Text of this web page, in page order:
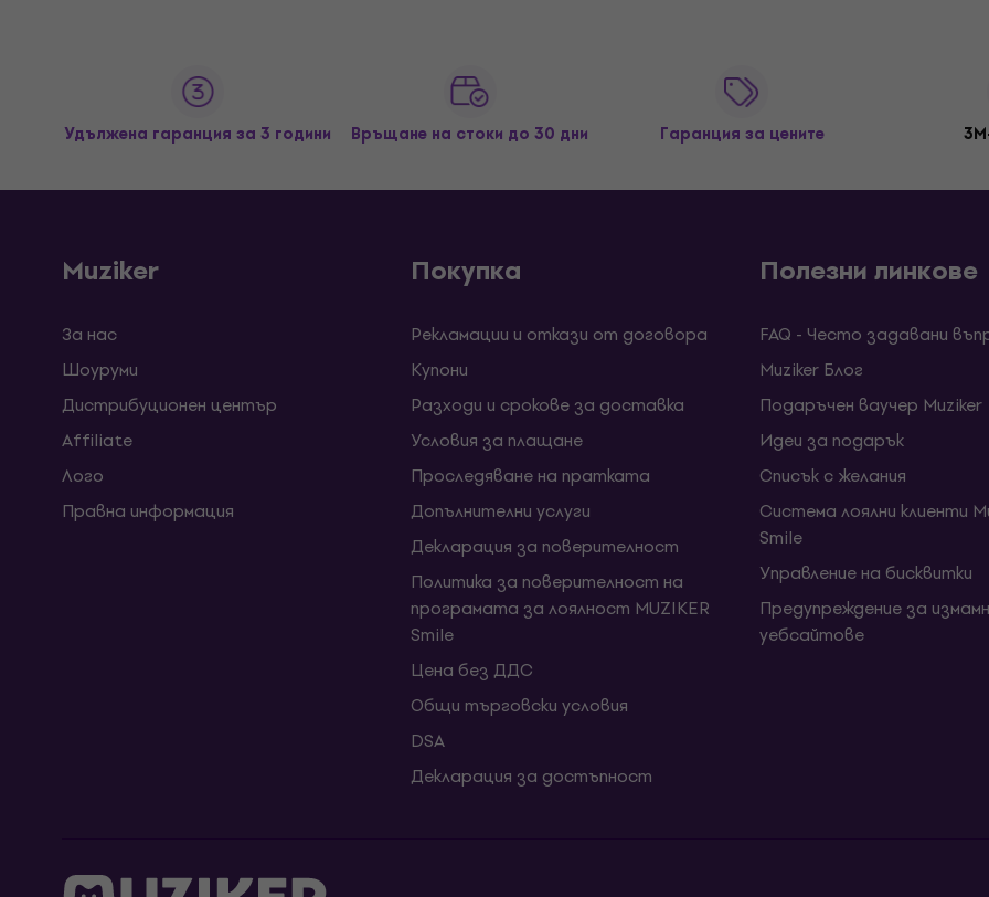
Удължена гаранция за 3 години Връщане на стоки до 30 дни Гаранция за цените
Muziker
За нас
Шоуруми
Дистрибуционен център
Affiliate
Лого
Правна информация
Покупка
Рекламации и откази от договора
Kупони
Разходи и срокове за доставка
Условия за плащане
Проследяване на пратката
Допълнителни услуги
Декларация за поверителност
Политика за поверителност на
програмата за лоялност MUZIKER
Smile
Цена без ДДС
Общи търговски условия
DSA
Декларация за достъпност
Полезни линкове
FAQ - Често задавани
Muziker Блог
Подаръчен ваучер Muziker
Идеи за подарък
Списък с желания
Система лоялни клиенти
Smile
Управление на бисквитки
Предупреждение за
уебсайтове